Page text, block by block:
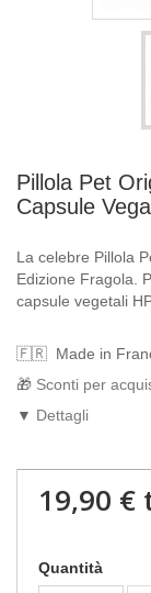
Pillola Pet
Capsule
La celebre Pillola
Edizione Fragola.
capsule vegetali
Made in
Sconti per
Dettagli
19,90 €
Quantità